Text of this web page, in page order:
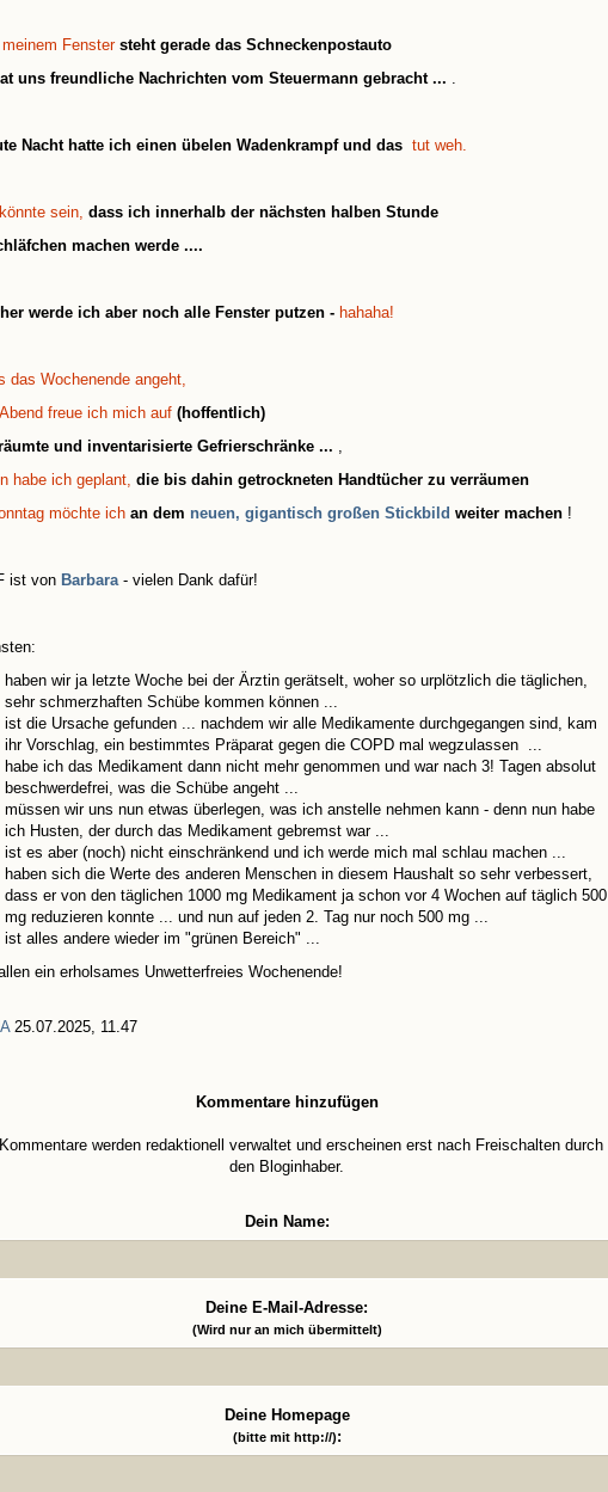
meinem Fenster steht gerade das Schneckenpostauto
uns freundliche Nachrichten vom Steuermann gebracht ... .
Nacht hatte ich einen übelen Wadenkrampf und das tut weh.
sein, dass ich innerhalb der nächsten halben Stunde
machen werde ....
werde ich aber noch alle Fenster putzen - hahaha!
das Wochenende angeht,
freue ich mich auf (hoffentlich)
und inventarisierte Gefrierschränke ... ,
habe ich geplant, die bis dahin getrockneten Handtücher zu verräumen
möchte ich an dem neuen, gigantisch großen Stickbild weiter machen !
ist von Barbara- vielen Dank dafür!
haben wir ja letzte Woche bei der Ärztin gerätselt, woher so urplötzlich die täglichen,
sehr schmerzhaften Schübe kommen können ...
ist die Ursache gefunden ... nachdem wir alle Medikamente durchgegangen sind, kam
ihr Vorschlag, ein bestimmtes Präparat gegen die COPD mal wegzulassen ...
habe ich das Medikament dann nicht mehr genommen und war nach 3! Tagen absolut
beschwerdefrei, was die Schübe angeht ...
müssen wir uns nun etwas überlegen, was ich anstelle nehmen kann - denn nun habe
ich Husten, der durch das Medikament gebremst war ...
ist es aber (noch) nicht einschränkend und ich werde mich mal schlau machen ...
haben sich die Werte des anderen Menschen in diesem Haushalt so sehr verbessert,
dass er von den täglichen 1000 mg Medikament ja schon vor 4 Wochen auf täglich 500
mg reduzieren konnte ... und nun auf jeden 2. Tag nur noch 500 mg ...
ist alles andere wieder im "grünen Bereich" ...
ein erholsames Unwetterfreies Wochenende!
25.07.2025, 11.47
Kommentare hinzufügen
werden redaktionell verwaltet und erscheinen erst nach Freischalten durch
den Bloginhaber.
Dein Name:
Deine E-Mail-Adresse:
(Wird nur an mich übermittelt)
Deine Homepage
(bitte mit http://):